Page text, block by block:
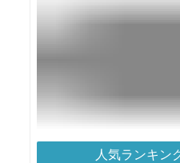
人気ランキン